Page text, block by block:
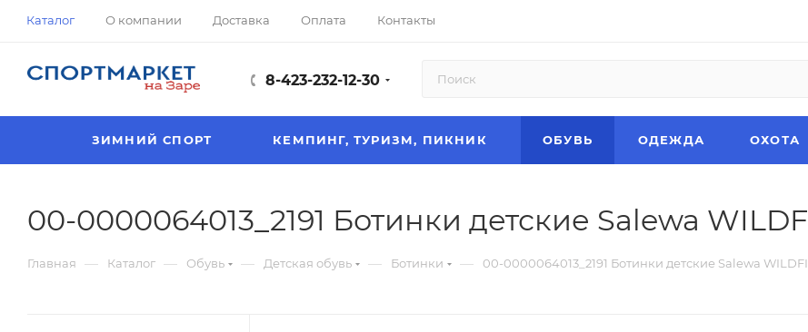
Каталог О компании Доставка Оплата Контакты
8-423-232-12-30
ЗИМНИЙ СПОРТ КЕМПИНГ, ТУРИЗМ, ПИКНИК ОБУВЬ ОДЕЖДА ОХОТА
00-0000064013_2191 Ботинки детские Salewa
Главная — Каталог — Обувь — Детская обувь — Ботинки — 00-0000064013_2191 Ботинки детские Salewa